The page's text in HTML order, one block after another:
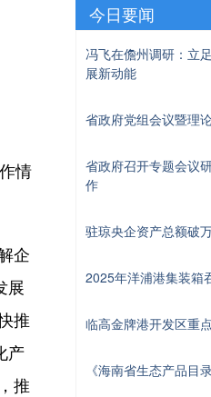
情
企
展
推
产
推
今日要闻
冯飞在儋州调研：立
展新动能
省政府党组会议暨理
省政府召开专题会议
作
驻琼央企资产总额破
2025年洋浦港集装箱
临高金牌港开发区重
《海南省生态产品目